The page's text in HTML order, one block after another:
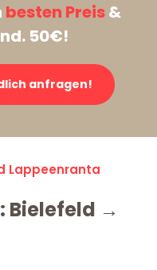
besten Preis&
50€!
anfragen!
Lappeenranta
Bielefeld →